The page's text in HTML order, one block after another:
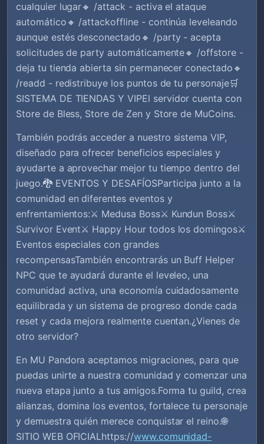
cualquier lugar🔸 /attack - activa el ataque
automático🔸 /attackoffline - continúa leveleando
aunque estés desconectado🔸 /party - acepta
solicitudes de party automáticamente🔸 /offstore -
deja tu tienda abierta sin permanecer conectado🔸
/readd - redistribuye los puntos de tu personaje🛒
SISTEMA DE TIENDAS Y VIPEl servidor cuenta con
Store de Bless, Store de Zen y Store de MuCoins.
También podrás acceder a nuestro sistema VIP,
diseñado para ofrecer beneficios especiales y
ayudarte a aprovechar mejor tu tiempo dentro del
juego.🐉 EVENTOS Y DESAFÍOSParticipa junto a la
comunidad en diferentes eventos y
enfrentamientos:⚔️ Medusa Boss⚔️ Kundun Boss⚔️
Survivor Event⚔️ Happy Hour todos los domingos⚔️
Eventos especiales con grandes
recompensasTambién encontrarás un Buff Helper
NPC que te ayudará durante el leveleo, una
comunidad activa, una economía cuidadosamente
equilibrada y un sistema de progreso donde cada
reset y cada mejora realmente cuentan.¿Vienes de
otro servidor?
En MU Pandora aceptamos migraciones, para que
puedas unirte a nuestra comunidad y comenzar una
nueva etapa junto a tus amigos.Forma tu guild, crea
alianzas, domina los eventos, fortalece tu personaje
y demuestra quién merece conquistar el reino.🌐
SITIO WEB OFICIALhttps://www.comunidad-